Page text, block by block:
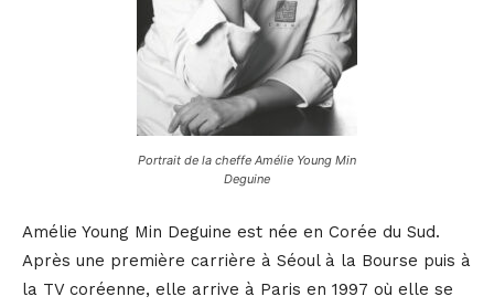
Portrait de la cheffe Amélie Young Min
Deguine
Amélie Young Min Deguine est née en Corée du Sud.
Après une première carrière à Séoul à la Bourse puis à
la TV coréenne, elle arrive à Paris en 1997 où elle se